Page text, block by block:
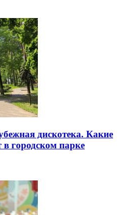
дискотека. Какие
городском парке